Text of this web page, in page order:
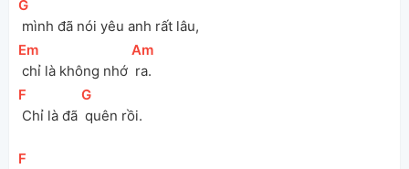
[
G
mình đã nói yêu anh rất lâu,
[Em
chỉ là không nhớ
[
Am
ra.
[F
Chỉ là đã
[
G
quên rồi.
[F